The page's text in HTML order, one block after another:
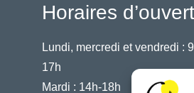
Horaires
Lundi, mercredi et vendredi :
17h
Mardi : 14h-18h